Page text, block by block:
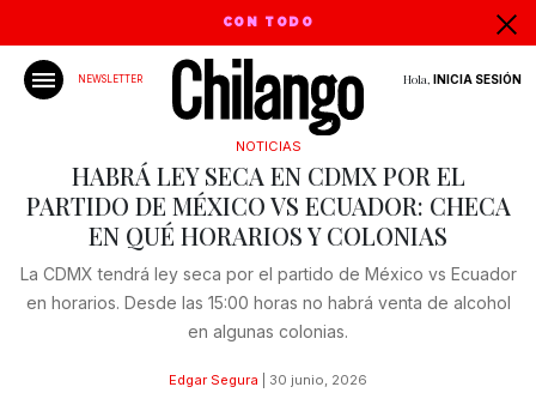
CON TODO
NEWSLETTER Hola, INICIA SESIÓN
NOTICIAS
HABRÁ LEY SECA EN CDMX POR EL
PARTIDO DE MÉXICO VS ECUADOR: CHECA
EN QUÉ HORARIOS Y COLONIAS
La CDMX tendrá ley seca por el partido de México vs Ecuador
en horarios. Desde las 15:00 horas no habrá venta de alcohol
en algunas colonias.
Edgar Segura 30 junio, 2026